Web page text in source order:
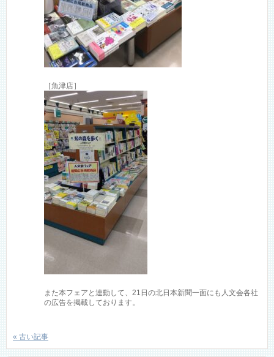
［魚津店］
また本フェアと連動して、21日の北日本新聞一面にも人文会各社
の広告を掲載しております。
« 古い記事